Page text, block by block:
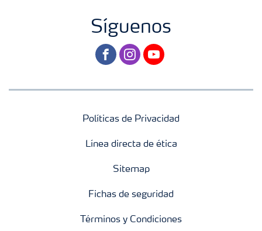
Síguenos
facebookinstagram
youtube
Políticas de Privacidad
Línea directa de ética
Sitemap
Fichas de seguridad
Términos y Condiciones